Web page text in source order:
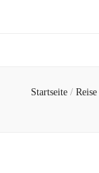
Startseite / Reise